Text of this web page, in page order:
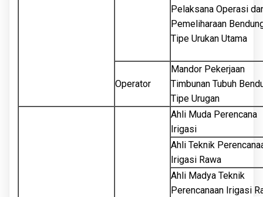
Pelaksana Operasi
Pemeliharaan
Tipe Urukan Utama
Operator
Mandor Pekerjaan
Timbunan Tubuh
Tipe Urugan
Ahli Muda Perencana
Irigasi
Ahli Teknik
Irigasi Rawa
Ahli Madya Teknik
Perencanaan Irigasi